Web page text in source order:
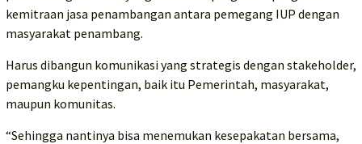
kemitraan jasa penambangan antara pemegang IUP dengan
masyarakat penambang.
Harus dibangun komunikasi yang strategis dengan stakeholder,
pemangku kepentingan, baik itu Pemerintah, masyarakat,
maupun komunitas.
“Sehingga nantinya bisa menemukan kesepakatan bersama,